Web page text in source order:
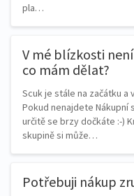
pla…
V mé blízkosti
co mám dělat?
Scuk je stále na začátku
Pokud nenajdete Nákupní
určitě se brzy dočkáte :-)
skupině si může…
Potřebuji nákup